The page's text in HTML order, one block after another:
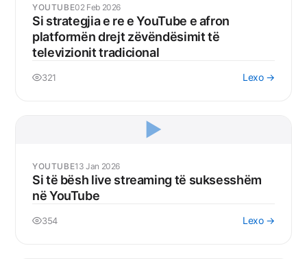
YOUTUBE02 Feb 2026
Si strategjia e re e YouTube e afron
platformën drejt zëvëndësimit të
televizionit tradicional
321 Lexo →
▶️
YOUTUBE13 Jan 2026
Si të bësh live streaming të suksesshëm
në YouTube
354 Lexo →